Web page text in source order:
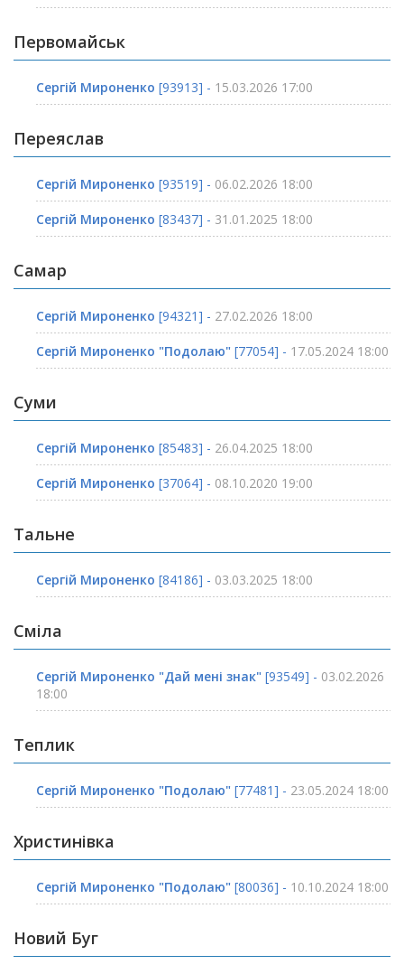
Первомайськ
Сергій Мироненко [93913] - 15.03.2026 17:00
Переяслав
Сергій Мироненко [93519] - 06.02.2026 18:00
Сергій Мироненко [83437] - 31.01.2025 18:00
Самар
Сергій Мироненко [94321] - 27.02.2026 18:00
Сергій Мироненко "Подолаю" [77054] - 17.05.2024 18:00
Суми
Сергій Мироненко [85483] - 26.04.2025 18:00
Сергій Мироненко [37064] - 08.10.2020 19:00
Тальне
Сергій Мироненко [84186] - 03.03.2025 18:00
Сміла
Сергій Мироненко "Дай мені знак" [93549] - 03.02.2026
18:00
Теплик
Сергій Мироненко "Подолаю" [77481] - 23.05.2024 18:00
Христинівка
Сергій Мироненко "Подолаю" [80036] - 10.10.2024 18:00
Новий Буг